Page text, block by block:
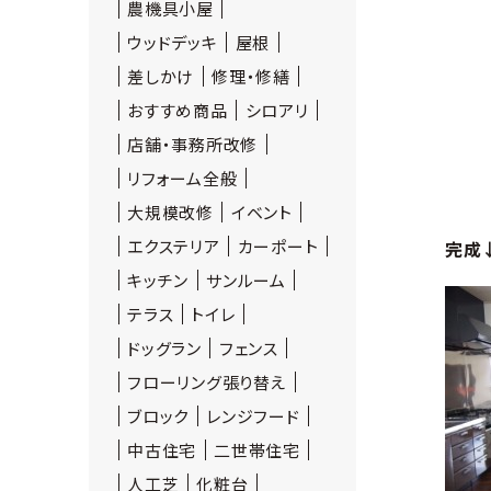
完
農機具小屋
ウッドデッキ
屋根
差しかけ
修理・修繕
おすすめ商品
シロアリ
店舗・事務所改修
リフォーム全般
大規模改修
イベント
エクステリア
カーポート
キッチン
サンルーム
テラス
トイレ
ドッグラン
フェンス
フローリング張り替え
ブロック
レンジフード
中古住宅
二世帯住宅
人工芝
化粧台